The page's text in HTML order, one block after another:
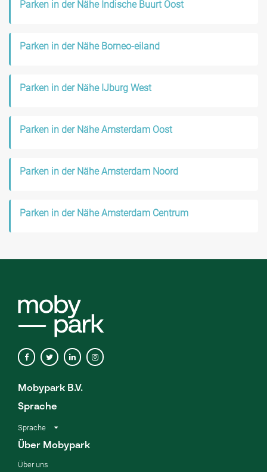
Parken in der Nähe Indische Buurt Oost
Parken in der Nähe Borneo-eiland
Parken in der Nähe IJburg West
Parken in der Nähe Amsterdam Oost
Parken in der Nähe Amsterdam Noord
Parken in der Nähe Amsterdam Centrum
Mobypark B.V.
Sprache
Sprache
Über Mobypark
Über uns